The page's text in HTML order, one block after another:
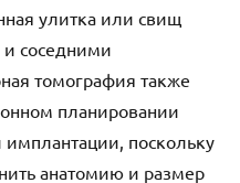
улитка или свищ
соседними
томография также
планировании
поскольку
анатомию и размер